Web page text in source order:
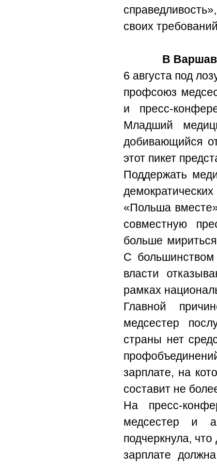
своих
В
6 августа под
профсоюз
и пресс-
Младший
добивающийся
этот пикет
Поддержать
«Польша
совместную
больше
С большинством
власти
рамках
Главной
медсестер
страны нет
зарплате, на
составит не
На пресс-
медсестер и
подчеркнула,
зарплате